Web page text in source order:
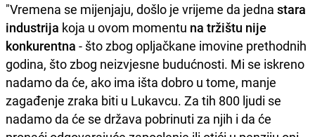
"Vremena se mijenjaju, došlo je vrijeme da jedna stara
industrija koja u ovom momentu na tržištu nije
konkurentna - što zbog opljačkane imovine prethodnih
godina, što zbog neizvjesne budućnosti. Mi se iskreno
nadamo da će, ako ima išta dobro u tome, manje
zagađenje zraka biti u Lukavcu. Za tih 800 ljudi se
nadamo da će se država pobrinuti za njih i da će